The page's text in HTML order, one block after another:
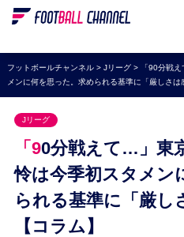
WEリーグ
海外サッカー
プレミアリーグ
セリエA
ブンデスリーガ
UEFA
ナショナルチーム
フットボールチャンネル> Jリーグ>
「90分戦
メンに何を思った。求められる基準に「厳しさは
Jリーグ
「90分戦えて…」東京ヴェルディ、平川
怜は今季初スタメン
られる基準に「厳し
【コラム】